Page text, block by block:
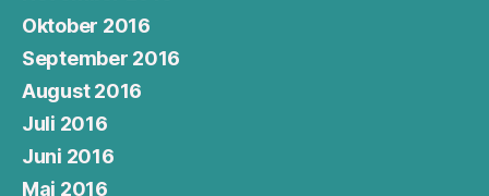
Oktober 2016
September 2016
August 2016
Juli 2016
Juni 2016
Mai 2016